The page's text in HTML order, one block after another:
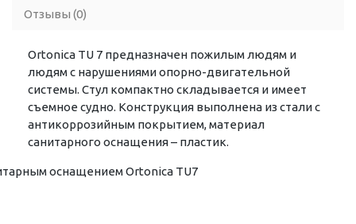
Отзывы (0)
Ortonica TU 7 предназначен пожилым людям и
людям с нарушениями опорно-двигательной
системы. Стул компактно складывается и имеет
съемное судно. Конструкция выполнена из стали с
антикоррозийным покрытием, материал
санитарного оснащения – пластик.